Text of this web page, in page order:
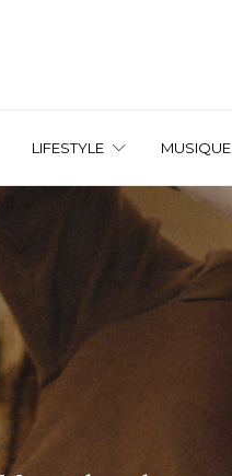
LIFESTYLE MUSIQUE